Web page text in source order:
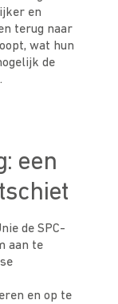
en
terug naar
wat hun
de
een
de SPC-
aan te
en op te